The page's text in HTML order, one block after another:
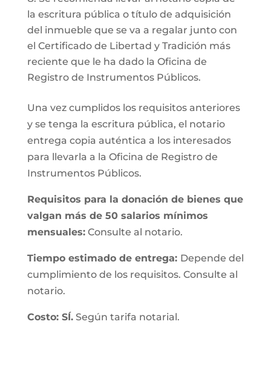
la escritura pública o título de adquisición
del inmueble que se va a regalar junto con
el Certificado de Libertad y Tradición más
reciente que le ha dado la Oficina de
Registro de Instrumentos Públicos.
Una vez cumplidos los requisitos anteriores
y se tenga la escritura pública, el notario
entrega copia auténtica a los interesados
para llevarla a la Oficina de Registro de
Instrumentos Públicos.
Requisitos para la donación de bienes que
valgan más de 50 salarios mínimos
mensuales:Consulte al notario.
Tiempo estimado de entrega: Depende del
cumplimiento de los requisitos. Consulte al
notario.
Costo: SÍ.Según tarifa notarial.